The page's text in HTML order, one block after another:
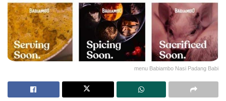
menu Babiambo Nasi Padang Babi